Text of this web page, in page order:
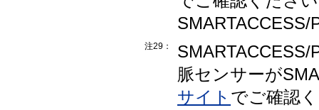
注29：
脈センサーが
サイト でご確認